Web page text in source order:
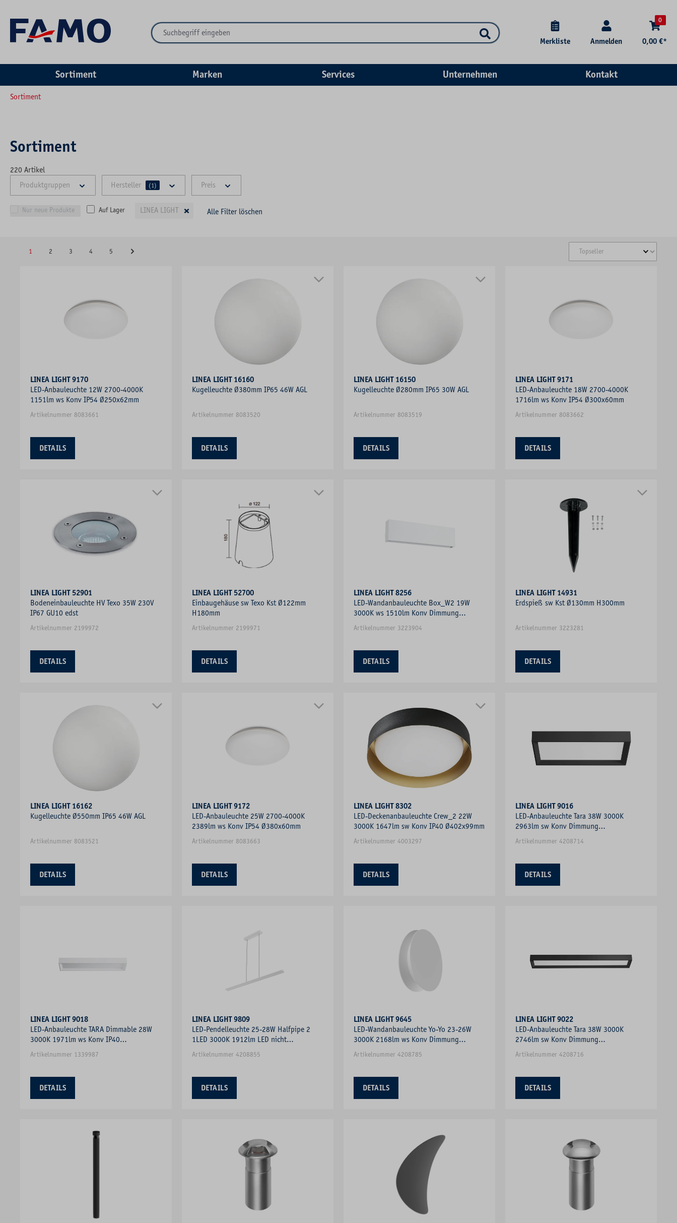
Merkliste Anmelden
0
0,00 €*
Sortiment Marken Services Unternehmen Kontakt
Sortiment
Sortiment
220 Artikel
Produktgruppen
Hersteller (1) Preis
Nur neue Produkte Auf Lager LINEA LIGHT × Alle Filter löschen
1 2 3 4 5
LINEA LIGHT 9170
LED-Anbauleuchte 12W 2700-4000K
1151lm ws Konv IP54 Ø250x62mm
Artikelnummer 8083661
DETAILS
LINEA LIGHT 16160
Kugelleuchte Ø380mm IP65 46W AGL
Artikelnummer 8083520
DETAILS
LINEA LIGHT 16150
Kugelleuchte Ø280mm IP65 30W AGL
Artikelnummer 8083519
DETAILS
LINEA LIGHT 9171
LED-Anbauleuchte 18W 2700-4000K
1716lm ws Konv IP54 Ø300x60mm
Artikelnummer 8083662
DETAILS
LINEA LIGHT 52901
Bodeneinbauleuchte HV Texo 35W 230V
IP67 GU10 edst
Artikelnummer 2199972
DETAILS
LINEA LIGHT 52700
Einbaugehäuse sw Texo Kst Ø122mm
H180mm
Artikelnummer 2199971
DETAILS
LINEA LIGHT 8256
LED-Wandanbauleuchte Box_W2 19W
3000K ws 1510lm Konv Dimmung
Phasenanschnitt IP40
Artikelnummer 3223904
DETAILS
LINEA LIGHT 14931
Erdspieß sw Kst Ø130mm H300mm
Artikelnummer 3223281
DETAILS
LINEA LIGHT 16162
Kugelleuchte Ø550mm IP65 46W AGL
Artikelnummer 8083521
DETAILS
LINEA LIGHT 9172
LED-Anbauleuchte 25W 2700-4000K
2389lm ws Konv IP54 Ø380x60mm
Artikelnummer 8083663
DETAILS
LINEA LIGHT 8302
LED-Deckenanbauleuchte Crew_2 22W
3000K 1647lm sw Konv IP40 Ø402x99mm
Artikelnummer 4003297
DETAILS
LINEA LIGHT 9016
LED-Anbauleuchte Tara 38W 3000K
2963lm sw Konv Dimmung
Phasenabschnitt IP20
Artikelnummer 4208714
DETAILS
LINEA LIGHT 9018
LED-Anbauleuchte TARA Dimmable 28W
3000K 1971lm ws Konv IP40
740x190x64mm
Artikelnummer 1339987
DETAILS
LINEA LIGHT 9809
LED-Pendelleuchte 25-28W Halfpipe 2
1LED 3000K 1912lm LED nicht
austauschbar sym
Artikelnummer 4208855
DETAILS
LINEA LIGHT 9645
LED-Wandanbauleuchte Yo-Yo 23-26W
3000K 2168lm ws Konv Dimmung
Phasenabschnitt
Artikelnummer 4208785
DETAILS
LINEA LIGHT 9022
LED-Anbauleuchte Tara 38W 3000K
2746lm sw Konv Dimmung
Phasenabschnitt IP20
Artikelnummer 4208716
DETAILS